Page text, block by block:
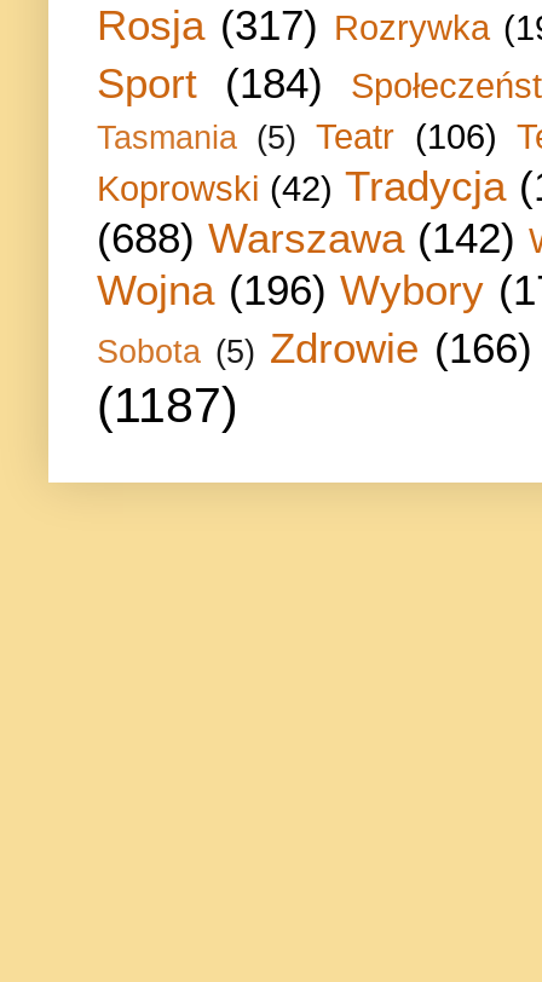
Rosja (317) Rozrywka
Sport (184)
Tasmania (5) Teatr (106)
Koprowski (42) Tradycja
(688) Warszawa (142)
Wojna (196) Wybory
Sobota (5) Zdrowie (166)
(1187)